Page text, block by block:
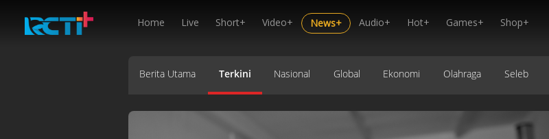
Home Live Short+ Video+ News+ Audio+ Hot+ Games+ Shop+
Berita Utama Terkini Nasional Global Ekonomi Olahraga Seleb